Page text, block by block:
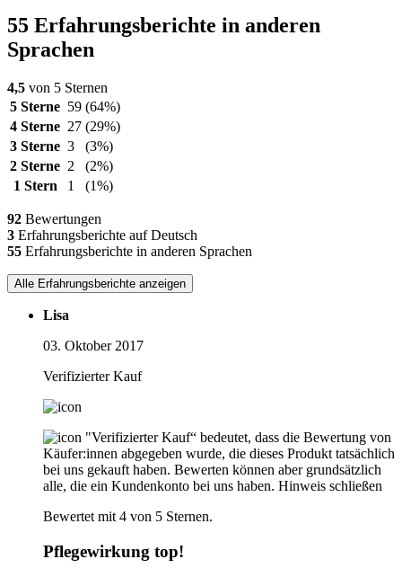
55 Erfahrungsberichte in anderen
Sprachen
4,5 von 5 Sternen
5 Sterne 59 (64%)
4 Sterne 27 (29%)
3 Sterne 3
(3%)
2 Sterne 2
(2%)
1 Stern
1 (1%)
92 Bewertungen
3 Erfahrungsberichte auf Deutsch
55 Erfahrungsberichte in anderen Sprachen
Alle Erfahrungsberichte anzeigen
Lisa
03. Oktober 2017
Verifizierter Kauf
"Verifizierter Kauf“ bedeutet, dass die Bewertung von
Käufer:innen abgegeben wurde, die dieses Produkt tatsächlich
bei uns gekauft haben. Bewerten können aber grundsätzlich
alle, die ein Kundenkonto bei uns haben. Hinweis schließen
Bewertet mit 4 von 5 Sternen.
Pflegewirkung top!